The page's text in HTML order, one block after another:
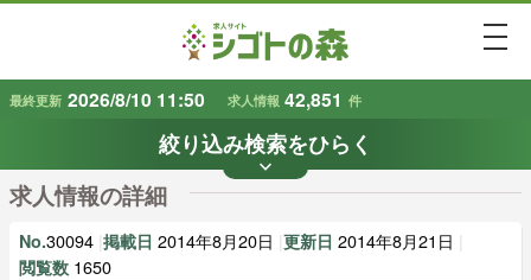
最終更新 2026/8/10 11:50 求人情報 42,851 件
絞り込み検索をひらく
keyboard_arrow_down
条件から探す
地域 で探す 業種で探す
求人情報の詳細
No.30094 掲載日 2014年8月20日 更新日 2014年8月21日
閲覧数 1650